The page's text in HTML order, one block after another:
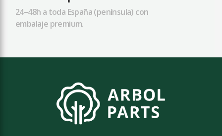
24–48h a toda España (península) con
embalaje premium.